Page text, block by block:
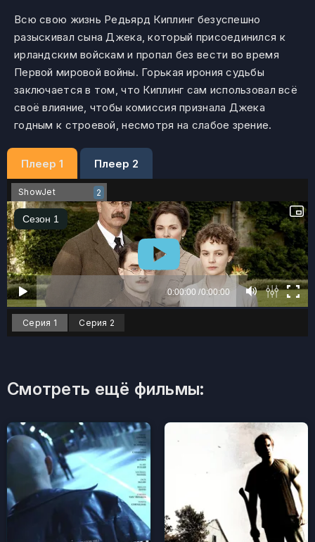
Всю свою жизнь Редьярд Киплинг безуспешно
разыскивал сына Джека, который присоединился к
ирландским войскам и пропал без вести во время
Первой мировой войны. Горькая ирония судьбы
заключается в том, что Киплинг сам использовал всё
своё влияние, чтобы комиссия признала Джека
годным к строевой, несмотря на слабое зрение.
Плеер 1 Плеер 2
ShowJet 2
Серия 1 Серия 2
Смотреть ещё фильмы: